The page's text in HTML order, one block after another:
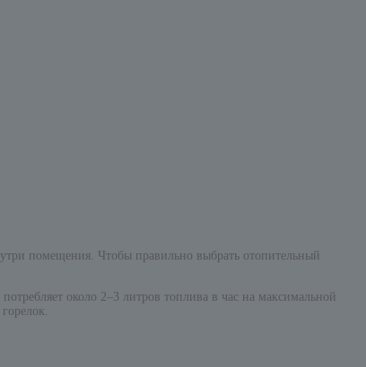
помещения. Чтобы правильно выбрать отопительный
около 2–3 литров топлива в час на максимальной